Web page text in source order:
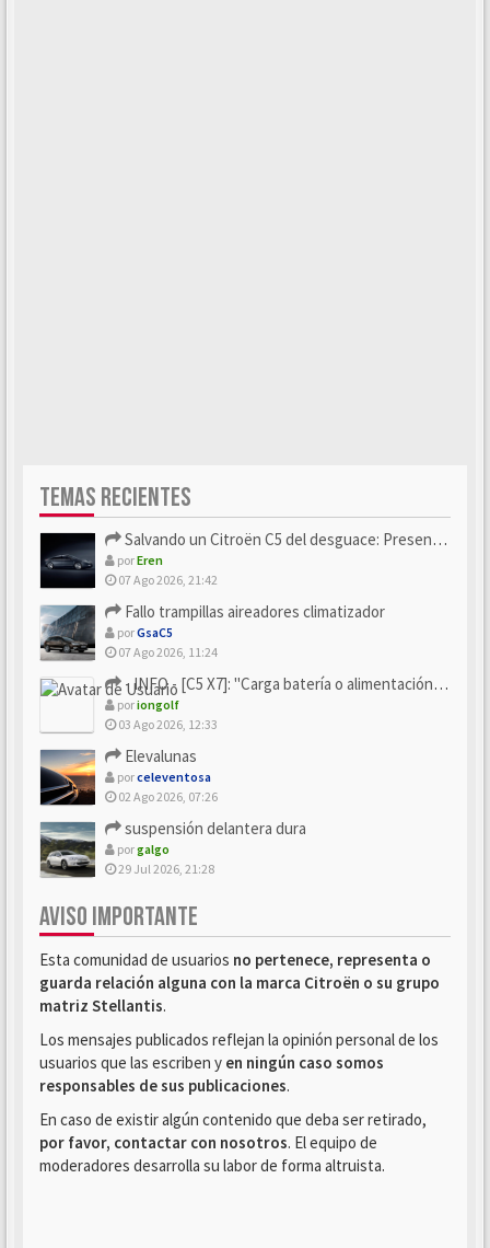
TEMAS RECIENTES
Salvando un Citroën C5 del desguace: Presentación y seguimiento
porEren
07 Ago 2026, 21:42
Fallo trampillas aireadores climatizador
porGsaC5
07 Ago 2026, 11:24
- INFO - [C5 X7]: "Carga batería o alimentación eléctri...
poriongolf
03 Ago 2026, 12:33
Elevalunas
porceleventosa
02 Ago 2026, 07:26
suspensión delantera dura
porgalgo
29 Jul 2026, 21:28
AVISO IMPORTANTE
Esta comunidad de usuarios no pertenece, representa o
guarda relación alguna con la marca Citroën o su grupo
matriz Stellantis.
Los mensajes publicados reflejan la opinión personal de los
usuarios que las escriben y en ningún caso somos
responsables de sus publicaciones.
En caso de existir algún contenido que deba ser retirado,
por favor, contactar con nosotros. El equipo de
moderadores desarrolla su labor de forma altruista.